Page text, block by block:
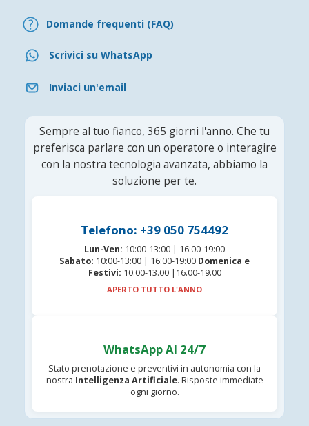
Domande frequenti (FAQ)
Scrivici su WhatsApp
Inviaci un'email
Sempre al tuo fianco, 365 giorni l'anno. Che tu
preferisca parlare con un operatore o interagire
con la nostra tecnologia avanzata, abbiamo la
soluzione per te.
Telefono: +39 050 754492
Lun-Ven: 10:00-13:00 | 16:00-19:00
Sabato: 10:00-13:00 | 16:00-19:00 Domenica e
Festivi: 10.00-13.00 |16.00-19.00
APERTO TUTTO L'ANNO
WhatsApp AI 24/7
Stato prenotazione e preventivi in autonomia con la
nostra Intelligenza Artificiale. Risposte immediate
ogni giorno.